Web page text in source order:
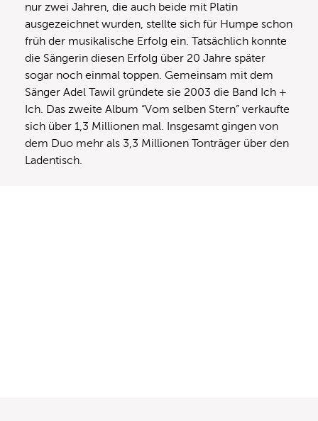
nur zwei Jahren, die auch beide mit Platin
ausgezeichnet wurden, stellte sich für Humpe schon
früh der musikalische Erfolg ein. Tatsächlich konnte
die Sängerin diesen Erfolg über 20 Jahre später
sogar noch einmal toppen. Gemeinsam mit dem
Sänger Adel Tawil gründete sie 2003 die Band Ich +
Ich. Das zweite Album “Vom selben Stern” verkaufte
sich über 1,3 Millionen mal. Insgesamt gingen von
dem Duo mehr als 3,3 Millionen Tonträger über den
Ladentisch.